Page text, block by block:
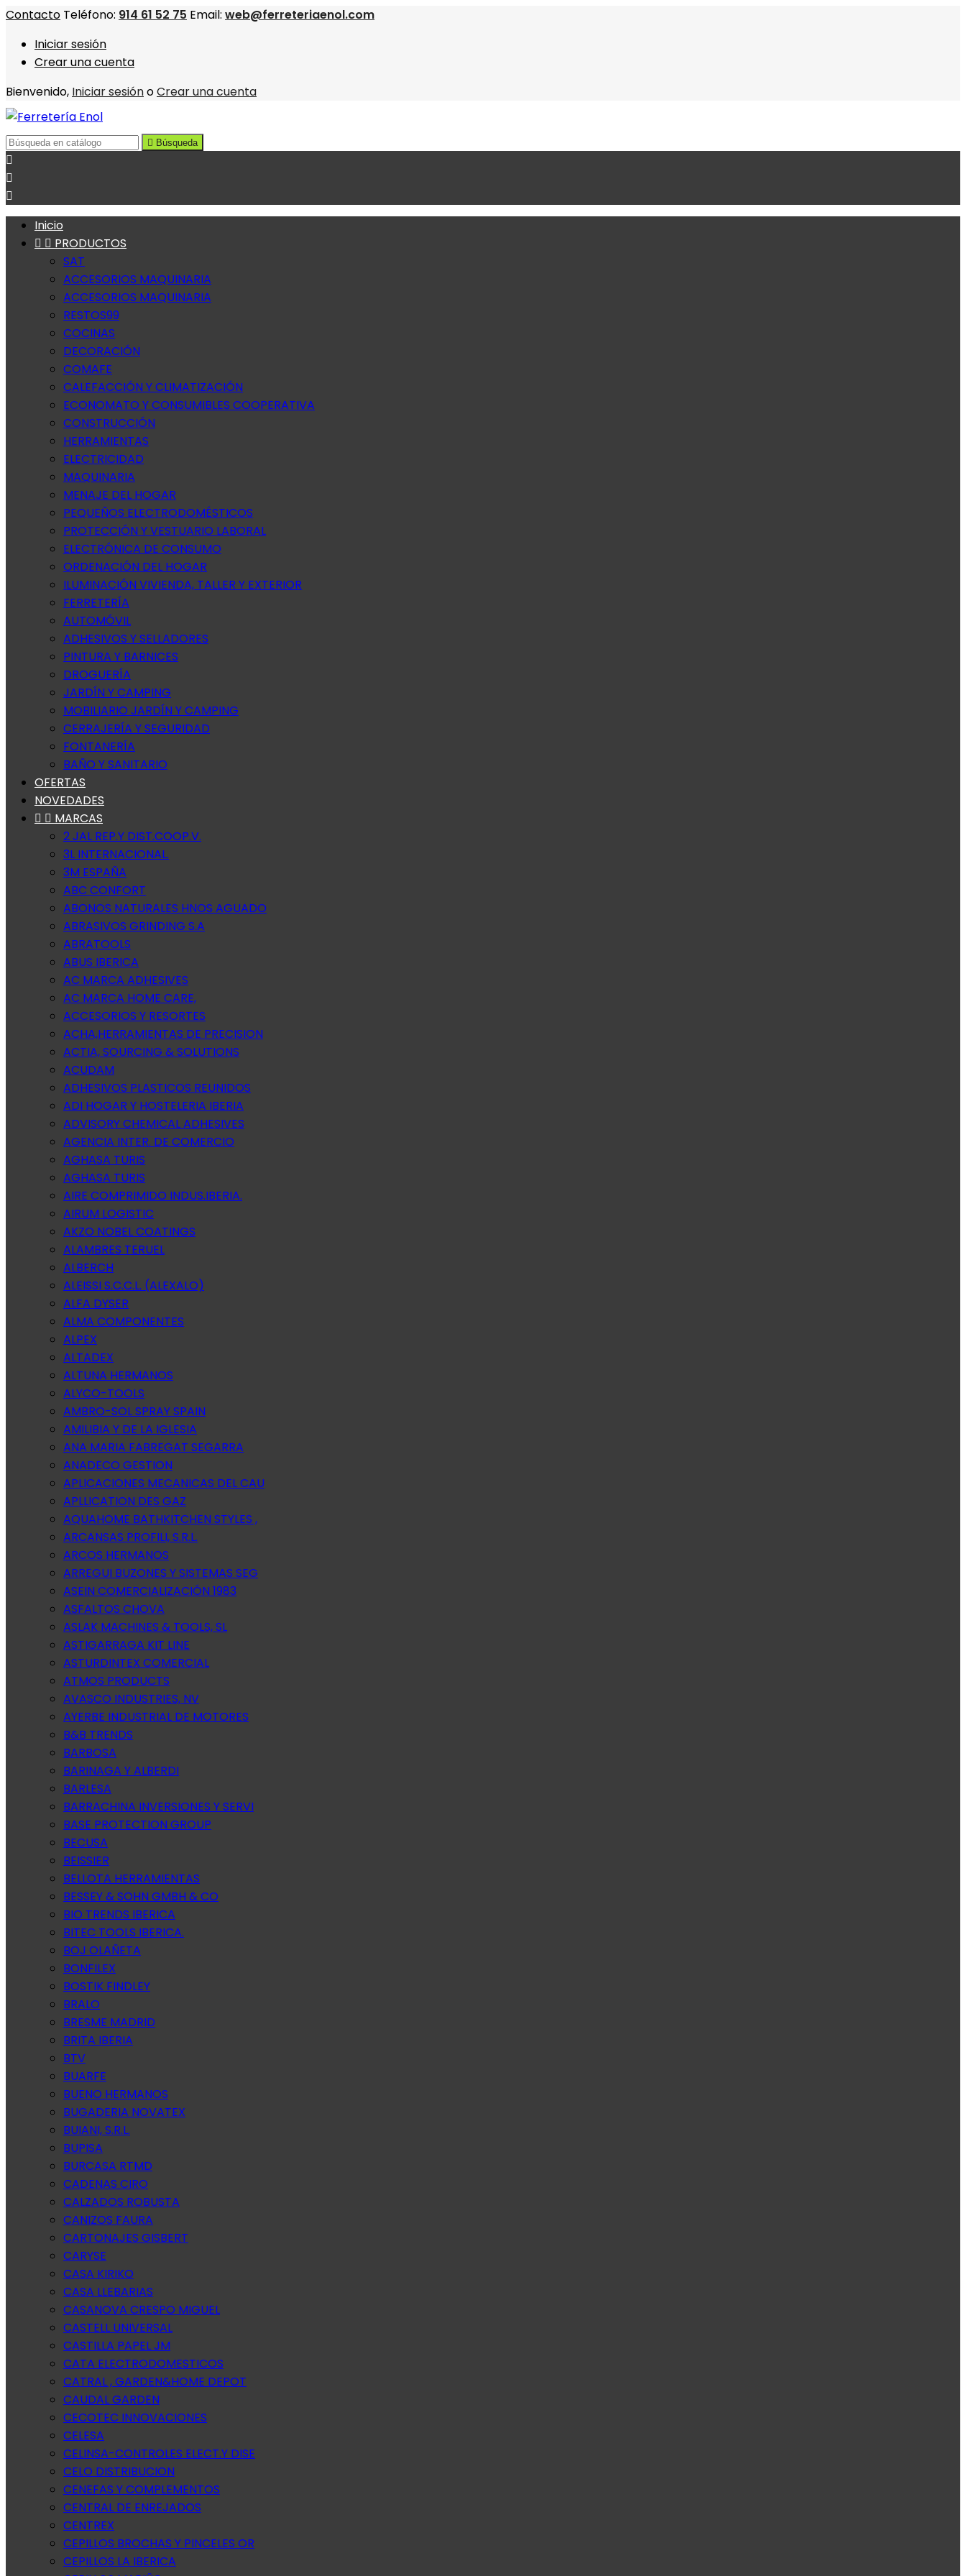
Contacto Teléfono: 914 61 52 75 Email: web@ferreteriaenol.com
Iniciar sesión
Crear una cuenta
Bienvenido, Iniciar sesiónoCrear una cuenta
 Búsqueda



Inicio
  PRODUCTOS
SAT
ACCESORIOS MAQUINARIA
ACCESORIOS MAQUINARIA
RESTOS99
COCINAS
DECORACIÓN
COMAFE
CALEFACCIÓN Y CLIMATIZACIÓN
ECONOMATO Y CONSUMIBLES COOPERATIVA
CONSTRUCCIÓN
HERRAMIENTAS
ELECTRICIDAD
MAQUINARIA
MENAJE DEL HOGAR
PEQUEÑOS ELECTRODOMÉSTICOS
PROTECCIÓN Y VESTUARIO LABORAL
ELECTRÓNICA DE CONSUMO
ORDENACIÓN DEL HOGAR
ILUMINACIÓN VIVIENDA, TALLER Y EXTERIOR
FERRETERÍA
AUTOMÓVIL
ADHESIVOS Y SELLADORES
PINTURA Y BARNICES
DROGUERÍA
JARDÍN Y CAMPING
MOBILIARIO JARDÍN Y CAMPING
CERRAJERÍA Y SEGURIDAD
FONTANERÍA
BAÑO Y SANITARIO
OFERTAS
NOVEDADES
  MARCAS
2 JAL REP.Y DIST.COOP.V.
3L INTERNACIONAL.
3M ESPAÑA
ABC CONFORT
ABONOS NATURALES HNOS AGUADO
ABRASIVOS GRINDING S.A
ABRATOOLS
ABUS IBERICA
AC MARCA ADHESIVES
AC MARCA HOME CARE,
ACCESORIOS Y RESORTES
ACHA,HERRAMIENTAS DE PRECISION
ACTIA, SOURCING & SOLUTIONS
ACUDAM
ADHESIVOS PLASTICOS REUNIDOS
ADI HOGAR Y HOSTELERIA IBERIA
ADVISORY CHEMICAL ADHESIVES
AGENCIA INTER. DE COMERCIO
AGHASA TURIS
AGHASA TURIS
AIRE COMPRIMIDO INDUS.IBERIA.
AIRUM LOGISTIC
AKZO NOBEL COATINGS
ALAMBRES TERUEL
ALBERCH
ALEISSI S.C.C.L. (ALEXALO)
ALFA DYSER
ALMA COMPONENTES
ALPEX
ALTADEX
ALTUNA HERMANOS
ALYCO-TOOLS
AMBRO-SOL SPRAY SPAIN
AMILIBIA Y DE LA IGLESIA
ANA MARIA FABREGAT SEGARRA
ANADECO GESTION
APLICACIONES MECANICAS DEL CAU
APLLICATION DES GAZ
AQUAHOME BATHKITCHEN STYLES ,
ARCANSAS PROFILI, S.R.L.
ARCOS HERMANOS
ARREGUI BUZONES Y SISTEMAS SEG
ASEIN COMERCIALIZACIÓN 1983
ASFALTOS CHOVA
ASLAK MACHINES & TOOLS, SL
ASTIGARRAGA KIT LINE
ASTURDINTEX COMERCIAL
ATMOS PRODUCTS
AVASCO INDUSTRIES, NV
AYERBE INDUSTRIAL DE MOTORES
B&B TRENDS
BARBOSA
BARINAGA Y ALBERDI
BARLESA
BARRACHINA INVERSIONES Y SERVI
BASE PROTECTION GROUP
BECUSA
BEISSIER
BELLOTA HERRAMIENTAS
BESSEY & SOHN GMBH & CO
BIO TRENDS IBERICA
BITEC TOOLS IBERICA.
BOJ OLAÑETA
BONFILEX
BOSTIK FINDLEY
BRALO
BRESME MADRID
BRITA IBERIA
BTV
BUARFE
BUENO HERMANOS
BUGADERIA NOVATEX
BUIANI, S.R.L.
BUPISA
BURCASA RTMD
CADENAS CIRO
CALZADOS ROBUSTA
CANIZOS FAURA
CARTONAJES GISBERT
CARYSE
CASA KIRIKO
CASA LLEBARIAS
CASANOVA CRESPO MIGUEL
CASTELL UNIVERSAL
CASTILLA PAPEL JM
CATA ELECTRODOMESTICOS
CATRAL , GARDEN&HOME DEPOT
CAUDAL GARDEN
CECOTEC INNOVACIONES
CELESA
CELINSA-CONTROLES ELECT.Y DISE
CELO DISTRIBUCION
CENEFAS Y COMPLEMENTOS
CENTRAL DE ENREJADOS
CENTREX
CEPILLOS BROCHAS Y PINCELES OR
CEPILLOS LA IBERICA